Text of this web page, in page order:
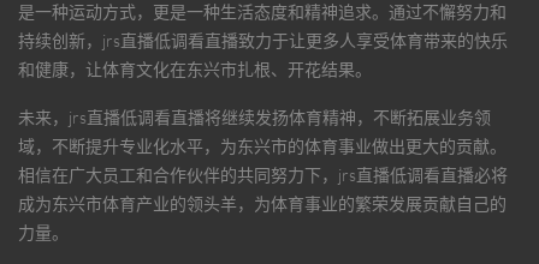
是一种运动方式，更是一种生活态度和精神追求。通过不懈努力和
持续创新， jrs直播低调看直播致力于让更多人享受体育带来的快乐
和健康，让体育文化在东兴市扎根、开花结果。
未来， jrs直播低调看直播将继续发扬体育精神，不断拓展业务领
域，不断提升专业化水平，为东兴市的体育事业做出更大的贡献。
相信在广大员工和合作伙伴的共同努力下， jrs直播低调看直播必将
成为东兴市体育产业的领头羊，为体育事业的繁荣发展贡献自己的
力量。